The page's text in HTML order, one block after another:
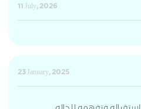
11 July, 2026
23 January, 2025